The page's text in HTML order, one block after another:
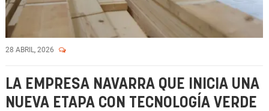
28 ABRIL, 2026
LA EMPRESA NAVARRA QUE INICIA UNA
NUEVA ETAPA CON TECNOLOGÍA VERDE